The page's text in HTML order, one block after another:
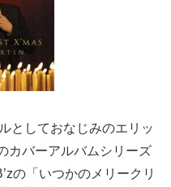
としておなじみのエリッ
カバーアルバムシリーズ
の「いつかのメリークリ